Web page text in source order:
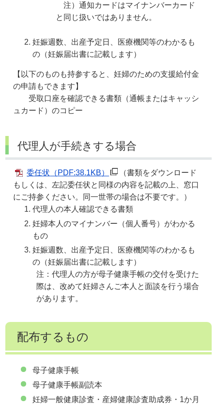
注）通知カードはマイナンバーカード
と同じ扱いではありません。
妊娠週数、出産予定日、医療機関等のわかるも
の（妊娠届出書に記載します）
【以下のものも持参すると、妊婦のための支援給付金
の申請もできます】
受取口座を確認できる書類（通帳またはキャッシ
ュカード）のコピー
代理人が手続きする場合
委任状 （PDF:38.1KB）
（書類をダウンロード
もしくは、左記委任状と同様の内容を記載の上、窓口
にご持参ください。同一世帯の場合は不要です。）
代理人の本人確認できる書類
妊婦本人のマイナンバー（個人番号）がわかる
もの
妊娠週数、出産予定日、医療機関等のわかるも
の（妊娠届出書に記載します）
注：代理人の方が母子健康手帳の交付を受けた
際は、改めて妊婦さんご本人と面談を行う場合
があります。
配布するもの
母子健康手帳
母子健康手帳副読本
妊婦一般健康診査・産婦健康診査助成券・1か月